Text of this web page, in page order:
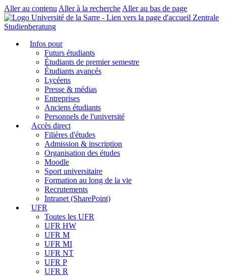
Aller au contenu Aller à la recherche Aller au bas de page
Zentrale
Studienberatung
Infos pour
Futurs étudiants
Étudiants de premier semestre
Étudiants avancés
Lycéens
Presse & médias
Entreprises
Anciens étudiants
Personnels de l'université
Accès direct
Filières d'études
Admission & inscription
Organisation des études
Moodle
Sport universitaire
Formation au long de la vie
Recrutements
Intranet (SharePoint)
UFR
Toutes les UFR
UFR HW
UFR M
UFR MI
UFR NT
UFR P
UFR R